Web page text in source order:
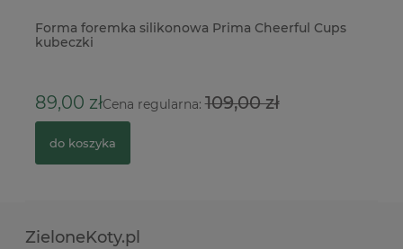
Forma foremka silikonowa Prima Cheerful Cups
kubeczki
89,00 złCena regularna:109,00 zł
do koszyka
ZieloneKoty.pl